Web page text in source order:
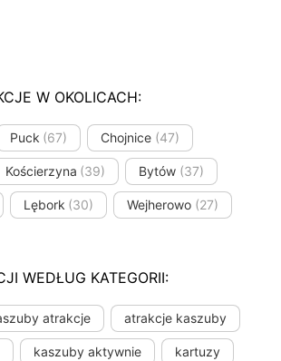
W OKOLICACH:
Puck (67) Chojnice (47)
Kościerzyna (39) Bytów (37)
Lębork (30) Wejherowo (27)
WEDŁUG KATEGORII:
atrakcje atrakcje kaszuby
kaszuby aktywnie kartuzy